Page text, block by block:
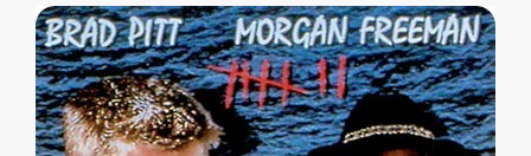
Se Ti Piacciono nel mese di Aprile 2013.
di quella che dovrebbe essere la quadrilogia di Carlos
lingue, le sue opere hanno conquistato milioni di